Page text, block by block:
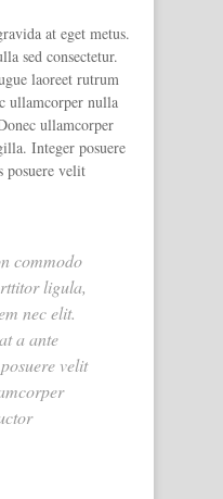
at eget metus.
sed consectetur.
laoreet rutrum
ullamcorper nulla
ullamcorper
Integer posuere
posuere velit
commodo
ligula,
nec elit.
a ante
velit